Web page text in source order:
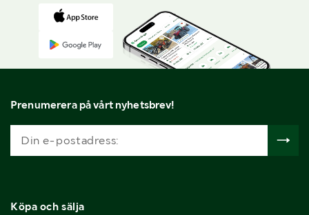
Prenumerera på vårt nyhetsbrev!
Köpa och sälja